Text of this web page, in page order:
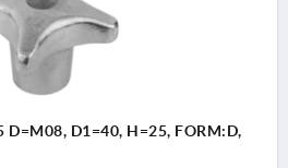
D=M08, D1=40, H=25, FORM:D,